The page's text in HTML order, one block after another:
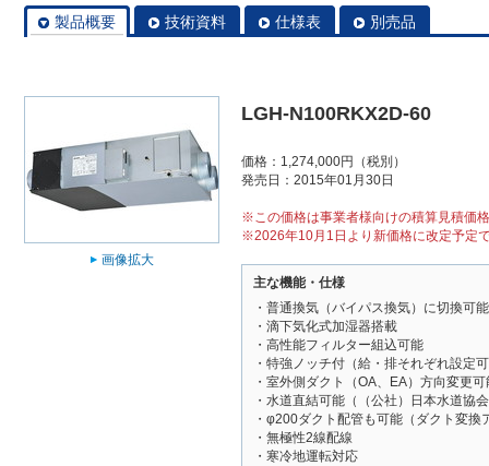
製品概要 技術資料 仕様表 別売品
画像拡大
LGH-N100RKX2D-60
価格：1,274,000円（税別）
発売日：2015年01月30日
※この価格は事業者様向けの積算見積価
※2026年10月1日より新価格に改定予定
主な機能・仕様
・普通換気（バイパス換気）に切換可能
・滴下気化式加湿器搭載
・高性能フィルター組込可能
・特強ノッチ付（給・排それぞれ設定
・室外側ダクト（OA、EA）方向変更可
・水道直結可能（（公社）日本水道協
・φ200ダクト配管も可能（ダクト変換
・無極性2線配線
・寒冷地運転対応